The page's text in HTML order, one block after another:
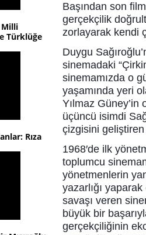
Türklüğe
Rıza
Başından son
gerçekçilik
zorlayarak kendi
Duygu
sinemadaki
sinemamızda o
yaşamında yeri
Yılmaz Güney’in
üçüncü isimdi
çizgisini
1968′de ilk
toplumcu
yönetmenlerin
yazarlığı
savaşı veren
büyük bir
gerçekçiliğinin